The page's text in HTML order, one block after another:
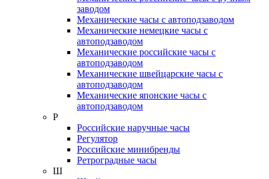
заводом
Механические часы с автоподзаводом
Механические немецкие часы с
автоподзаводом
Механические российские часы с
автоподзаводом
Механические швейцарские часы с
автоподзаводом
Механические японские часы с
автоподзаводом
Р
Российские наручные часы
Регулятор
Российские минибренды
Ретроградные часы
Ш